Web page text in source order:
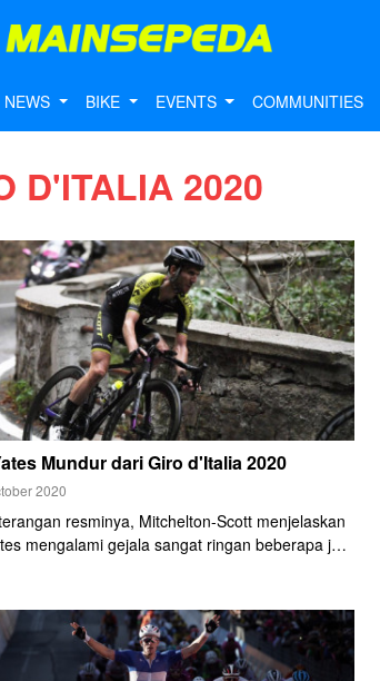
NEWS BIKE EVENTS COMMUNITIES
D'ITALIA 2020
Mundur dari Giro d'Italia 2020
2020
resminya, Mitchelton-Scott menjelaskan
mengalami gejala sangat ringan beberapa jam